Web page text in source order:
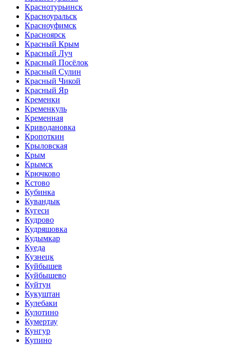
Краснотурьинск
Красноуральск
Красноуфимск
Красноярск
Красный Крым
Красный Луч
Красный Посёлок
Красный Сулин
Красный Чикой
Красный Яр
Кременки
Кременкуль
Кременная
Криводановка
Кропоткин
Крыловская
Крым
Крымск
Крючково
Кстово
Кубинка
Кувандык
Кугеси
Кудрово
Кудряшовка
Кудымкар
Куеда
Кузнецк
Куйбышев
Куйбышево
Куйтун
Кукуштан
Кулебаки
Кулотино
Кумертау
Кунгур
Купино